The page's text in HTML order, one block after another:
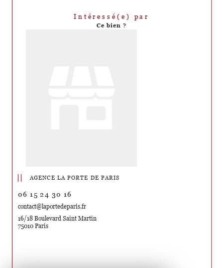
Intéressé(e) par
Ce bien ?
AGENCE LA PORTE DE PARIS
06 15 24 30 16
contact@laportedeparis.fr
16/18 Boulevard Saint Martin
75010 Paris